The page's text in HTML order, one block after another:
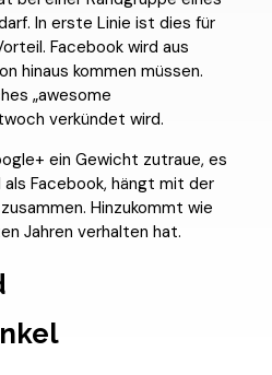
In erste Linie ist dies für
Facebook wird aus
hinaus kommen müssen.
„awesome
verkündet wird.
ein Gewicht zutraue, es
Facebook, hängt mit der
Hinzukommt wie
Jahren verhalten hat.